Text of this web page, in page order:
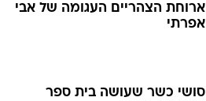
ארוחת הצהריים העגומה של אבי
אפרתי
סושי כשר שעושה בית ספר